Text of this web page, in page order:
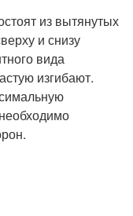
из вытянутых
и снизу
вида
изгибают.